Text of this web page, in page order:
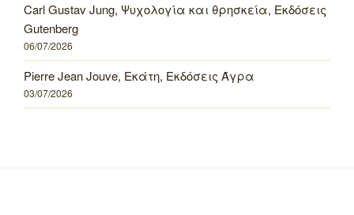
Carl Gustav Jung, Ψυχολογία και θρησκεία, Εκδόσεις
Gutenberg
06/07/2026
Pierre Jean Jouve, Εκάτη, Εκδόσεις Άγρα
03/07/2026